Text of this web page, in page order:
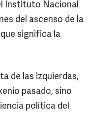
Instituto Nacional
del ascenso de la
significa la
de las izquierdas,
pasado, sino
política del